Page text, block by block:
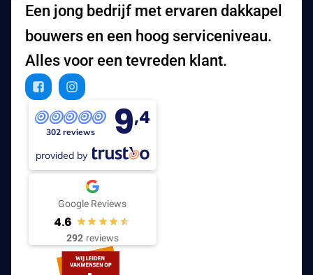
Een jong bedrijf met ervaren dakkapel
bouwers en een hoog serviceniveau.
Alles voor een tevreden klant.
302 reviews 9,4
provided by
Google Reviews
4.6
292 reviews